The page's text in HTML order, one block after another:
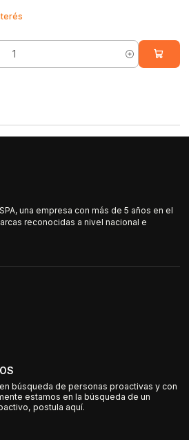
una empresa con más de 5 años en el
reconocidas a nivel nacional e
búsqueda de personas proactivas y con
estamos en la búsqueda de un
postula aquí.